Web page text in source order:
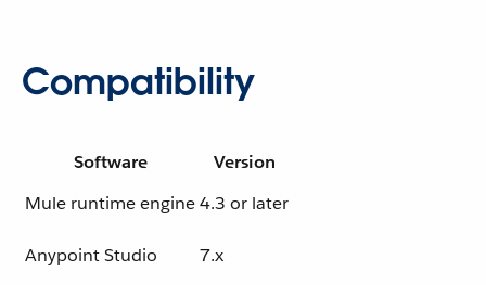
Compatibility
Software
Version
Mule runtime engine4.3 or later
Anypoint Studio 7.x